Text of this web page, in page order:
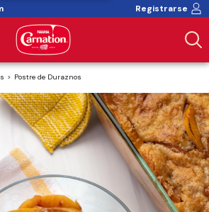
Registrarse
Postre de Duraznos